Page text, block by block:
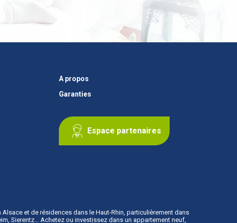
A propos
Garanties
Espace partenaires
Alsace et de résidences dans le Haut-Rhin, particulièrement dans
Sierentz… Achetez ou investissez dans un appartement neuf,